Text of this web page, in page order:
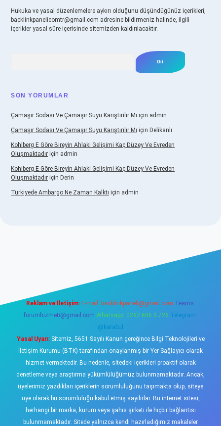
Hukuka ve yasal düzenlemelere aykırı olduğunu düşündüğünüz içerikleri,
backlinkpanelicomtr@gmail.com adresine bildirmeniz halinde, ilgili
içerikler yasal süre içerisinde sitemizden kaldırılacaktır.
SON YORUMLAR
Çamaşır Sodası Ve Çamaşır Suyu Karıştırılır Mı için admin
Çamaşır Sodası Ve Çamaşır Suyu Karıştırılır Mı için Delikanlı
Kohlberg E Göre Bireyin Ahlaki Gelişimi Kaç Düzey Ve Evreden
Oluşmaktadır için admin
Kohlberg E Göre Bireyin Ahlaki Gelişimi Kaç Düzey Ve Evreden
Oluşmaktadır için Derin
Türkiyede Ambargo Ne Zaman Kalktı için admin
Reklam ve İletişim: E-mail: backlinkpaneli@gmail.com Teams:
forumhizmeti@gmail.com Whatsapp: 0262 606 0 726 Telegram:
@karabul
Yasal Uyarı:Sitemiz, 5651 Sayılı Kanun gereğince Bilgi Teknolojileri ve
İletişim Kurumu (BTK) tarafından onaylanmış bir Yer Sağlayıcı olarak
hizmet vermektedir. Bu nedenle, sitedeki içerikleri proaktif olarak
denetleme veya araştırma yükümlülüğümüz bulunmamaktadır. Ancak,
üyelerimiz yazdıkları içeriklerin sorumluluğunu taşımakta olup, siteye
üye olarak bu sorumluluğu kabul etmiş sayılırlar. Bu internet sitesi,
herhangi bir marka, kurum veya şahıs şirketi ile hiçbir bağlantısı
bulunmamaktadır. Sitede yalnızca kendi hazırladığımız makaleler